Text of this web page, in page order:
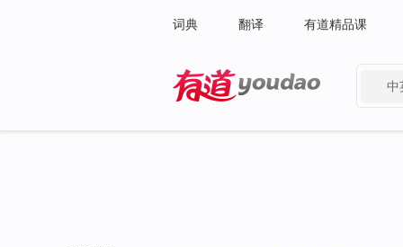
词典 翻译 有道精品课
中